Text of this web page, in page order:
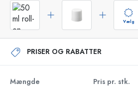
Vælg
PRISER OG RABATTER
Mængde Pris pr. stk.